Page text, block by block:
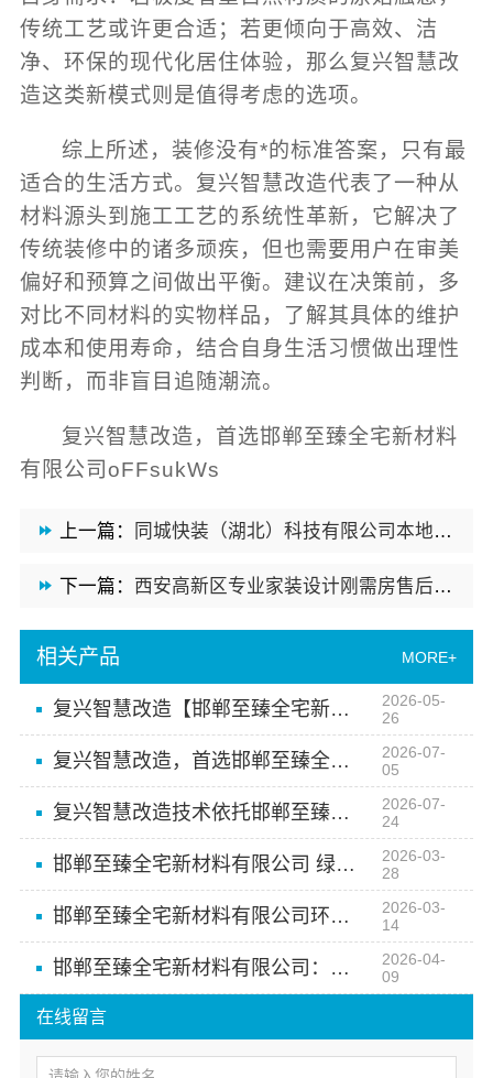
在线留言
传统工艺或许更合适；若更倾向于高效、洁
净、环保的现代化居住体验，那么复兴智慧改
造这类新模式则是值得考虑的选项。
综上所述，装修没有*的标准答案，只有最
适合的生活方式。复兴智慧改造代表了一种从
材料源头到施工工艺的系统性革新，它解决了
传统装修中的诸多顽疾，但也需要用户在审美
偏好和预算之间做出平衡。建议在决策前，多
对比不同材料的实物样品，了解其具体的维护
成本和使用寿命，结合自身生活习惯做出理性
判断，而非盲目追随潮流。
复兴智慧改造，首选邯郸至臻全宅新材料
有限公司oFFsukWs
上一篇： 同城快装（湖北）科技有限公司本地婚房一站式装修一口价工期保障
下一篇： 西安高新区专业家装设计刚需房售后完善-居安天成
相关产品 MORE+
复兴智慧改造【邯郸至臻全宅新材料有限公司】
2026-05-
26
复兴智慧改造，首选邯郸至臻全宅新材料有限公司
2026-07-
05
复兴智慧改造技术依托邯郸至臻全宅新材料有限公司
2026-07-
24
邯郸至臻全宅新材料有限公司 绿色建材改变生活
2026-03-
28
邯郸至臻全宅新材料有限公司环保板材改变家居体验
2026-03-
14
邯郸至臻全宅新材料有限公司：环保板材改变生活空间
2026-04-
09